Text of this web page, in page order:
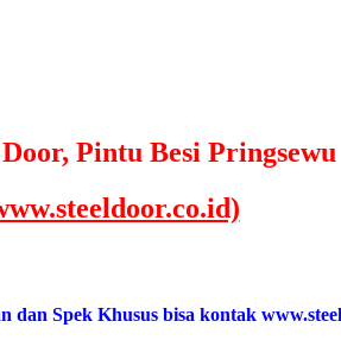
Pintu Besi Pringsewu
Spek Khusus bisa kontak